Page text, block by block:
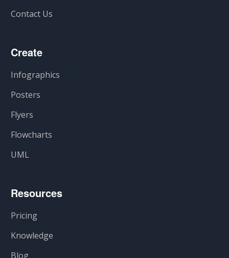
Contact Us
Create
Infographics
Posters
Flyers
Flowcharts
UML
Resources
Pricing
Knowledge
Blog